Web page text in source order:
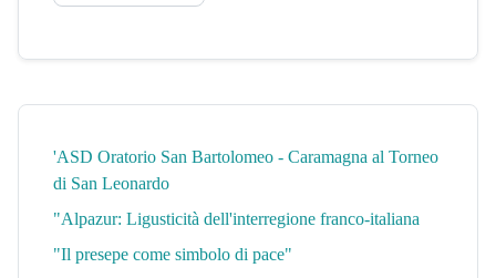
'ASD Oratorio San Bartolomeo - Caramagna al Torneo
di San Leonardo
"Alpazur: Ligusticità dell'interregione franco-italiana
"Il presepe come simbolo di pace"